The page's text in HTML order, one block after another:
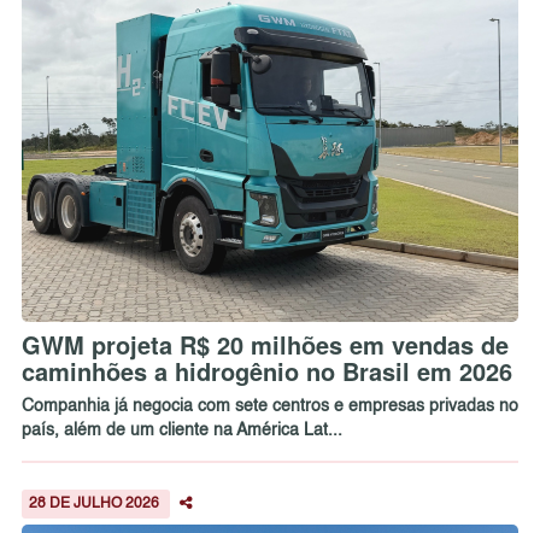
GWM projeta R$ 20 milhões em vendas de
caminhões a hidrogênio no Brasil em 2026
Companhia já negocia com sete centros e empresas privadas no
país, além de um cliente na América Lat...
28 DE JULHO 2026